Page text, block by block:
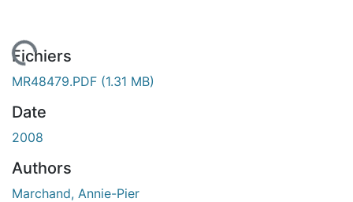
Fichiers
MR48479.PDF (1.31 MB)
Date
2008
Authors
Marchand, Annie-Pier